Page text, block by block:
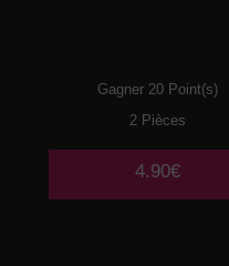
Gagner 20 Point(s)
2 Pièces
4.90€